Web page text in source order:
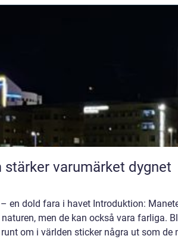
varumärket dygnet
en dold fara i havet Introduktion:
men de kan också vara farliga.
om i världen sticker några ut som de